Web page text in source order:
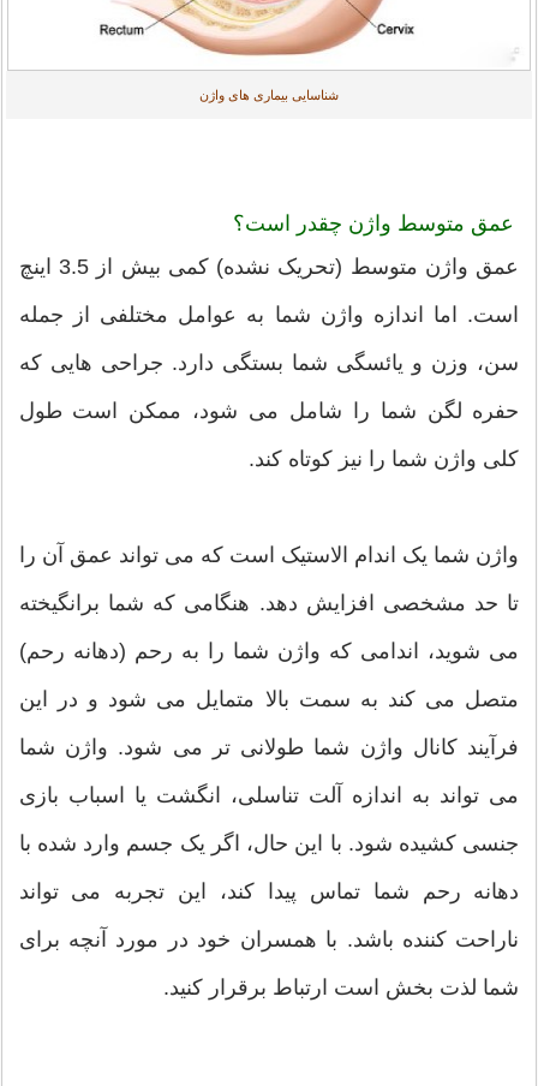
شناسایی بیماری های واژن
عمق متوسط ​​واژن چقدر است؟
عمق واژن متوسط ​​(تحریک نشده) کمی بیش از 3.5 اینچ
است. اما اندازه واژن شما به عوامل مختلفی از جمله
سن، وزن و یائسگی شما بستگی دارد. جراحی هایی که
حفره لگن شما را شامل می شود، ممکن است طول
کلی واژن شما را نیز کوتاه کند.
واژن شما یک اندام الاستیک است که می تواند عمق آن را
تا حد مشخصی افزایش دهد. هنگامی که شما برانگیخته
می شوید، اندامی که واژن شما را به رحم (دهانه رحم)
متصل می کند به سمت بالا متمایل می شود و در این
فرآیند کانال واژن شما طولانی تر می شود. واژن شما
می تواند به اندازه آلت تناسلی، انگشت یا اسباب بازی
جنسی کشیده شود. با این حال، اگر یک جسم وارد شده با
دهانه رحم شما تماس پیدا کند، این تجربه می تواند
ناراحت کننده باشد. با همسران خود در مورد آنچه برای
شما لذت بخش است ارتباط برقرار کنید.